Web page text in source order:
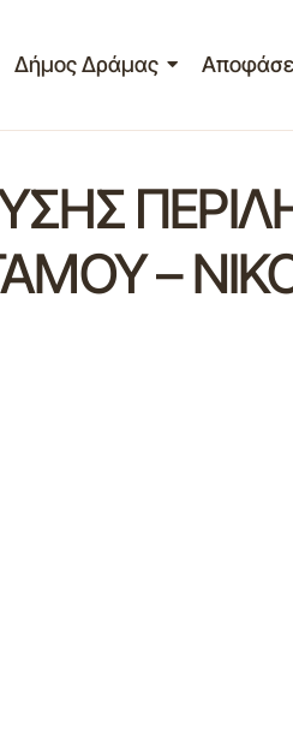
Δήμος Δράμας
–